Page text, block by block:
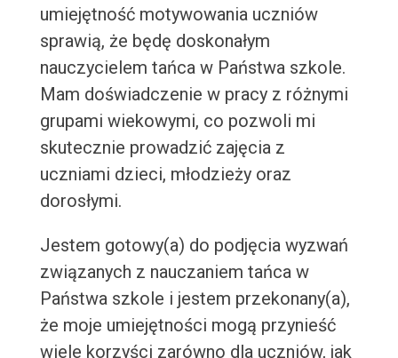
umiejętność motywowania uczniów
sprawią, że będę doskonałym
nauczycielem tańca w Państwa szkole.
Mam doświadczenie w pracy z różnymi
grupami wiekowymi, co pozwoli mi
skutecznie prowadzić zajęcia z
uczniami dzieci, młodzieży oraz
dorosłymi.
Jestem gotowy(a) do podjęcia wyzwań
związanych z nauczaniem tańca w
Państwa szkole i jestem przekonany(a),
że moje umiejętności mogą przynieść
wiele korzyści zarówno dla uczniów, jak